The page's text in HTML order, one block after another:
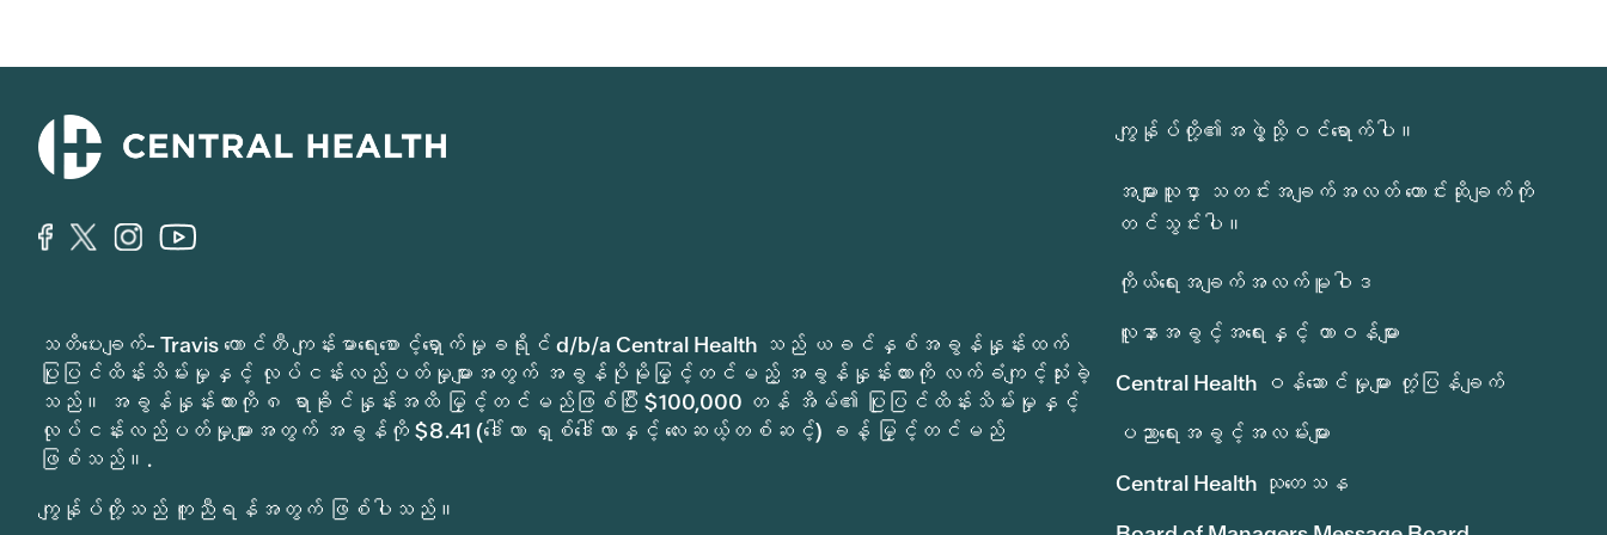
သတိပေးချက်- Travis ကောင်တီ ကျန်းမာရေးစောင့်ရှောက်မှုခရိုင် d/b/a Central Health သည် ယခင်နှစ်အခွန်နှုန်းထက်
ပြုပြင်ထိန်းသိမ်းမှုနှင့် လုပ်ငန်းလည်ပတ်မှုများအတွက် အခွန်ပိုမိုမြှင့်တင်မည့် အခွန်နှုန်းထားကို လက်ခံကျင့်သုံးခဲ့
သည်။ အခွန်နှုန်းထားကို ၈ ရာခိုင်နှုန်းအထိ မြှင့်တင်မည်ဖြစ်ပြီး $100,000 တန် အိမ်၏ ပြုပြင်ထိန်းသိမ်းမှုနှင့်
လုပ်ငန်းလည်ပတ်မှုများအတွက် အခွန်ကို $8.41 (ဒေါ်လာ ရှစ်ဒေါ်လာနှင့် လေးဆယ့်တစ်ဆင့်) ခန့် မြှင့်တင်မည်
ဖြစ်သည်။.
ကျွန်ုပ်တို့သည် ကူညီရန်အတွက် ဖြစ်ပါသည်။
ကျွန်ုပ်တို့၏အဖွဲ့သို့ဝင်ရောက်ပါ။
အများသူငှာ သတင်းအချက်အလတ် တောင်းဆိုချက်ကို
တင်သွင်းပါ။
ကိုယ်ရေးအချက်အလက်မူဝါဒ
လူနာအခွင့်အရေးနှင့် တာဝန်များ
Central Health ဝန်ဆောင်မှုများ တုံ့ပြန်ချက်
ပညာရေးအခွင့်အလမ်းများ
Central Health သုတေသန